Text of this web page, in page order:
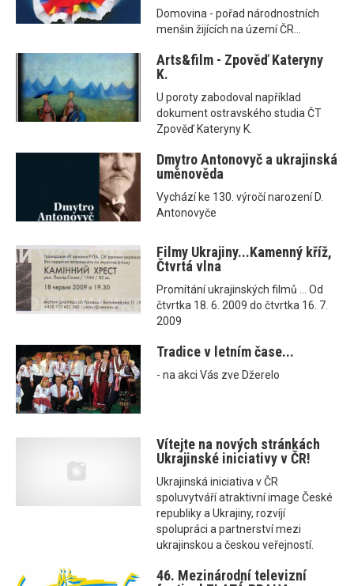
Domovina - pořad národnostních
menšin žijících na území ČR...
Arts&film - Zpověď Kateryny
K.
U poroty zabodoval například
dokument ostravského studia ČT
Zpověď Kateryny K.
Dmytro Antonovyč a ukrajinská
uměnověda
Vychází ke 130. výročí narození D.
Antonovyče
Filmy Ukrajiny...Kamenný kříž,
Čtvrtá vlna
Promítání ukrajinských filmů ... Od
čtvrtka 18. 6. 2009 do čtvrtka 16. 7.
2009
Tradice v letním čase...
- na akci Vás zve Džerelo
Vítejte na nových stránkách
Ukrajinské iniciativy v ČR!
Ukrajinská iniciativa v ČR
spoluvytváří atraktivní image České
republiky a Ukrajiny, rozvíjí
spolupráci a partnerství mezi
ukrajinskou a českou veřejností.
46. Mezinárodní televizní